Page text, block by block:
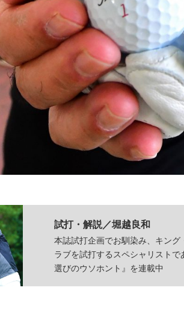
試打・解説／堀越良和
本誌試打企画でお馴染み、キン
ラブを試打するスペシャリスト
選びのウソホント』を連載中